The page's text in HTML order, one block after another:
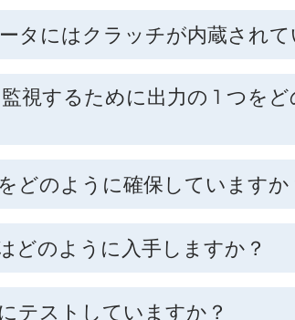
タにはクラッチが内蔵されて
視するために出力の 1 つを
どのように確保していますか
どのように入手しますか？
テストしていますか？